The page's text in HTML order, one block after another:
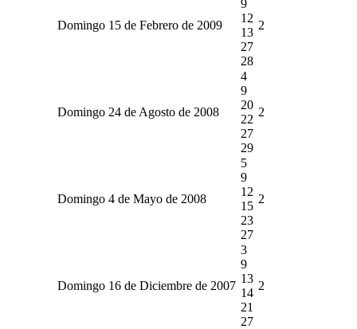
Domingo 15 de Febrero de 2009
9
12
13
27
28
2
Domingo 24 de Agosto de 2008
4
9
20
22
27
29
2
Domingo 4 de Mayo de 2008
5
9
12
15
23
27
2
Domingo 16 de Diciembre de 2007
3
9
13
14
21
27
2